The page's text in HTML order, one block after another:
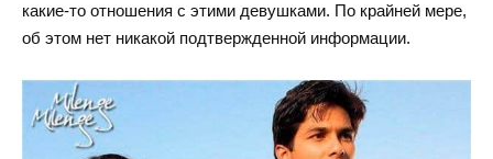
какие-то отношения с этими девушками. По крайней мере,
об этом нет никакой подтвержденной информации.